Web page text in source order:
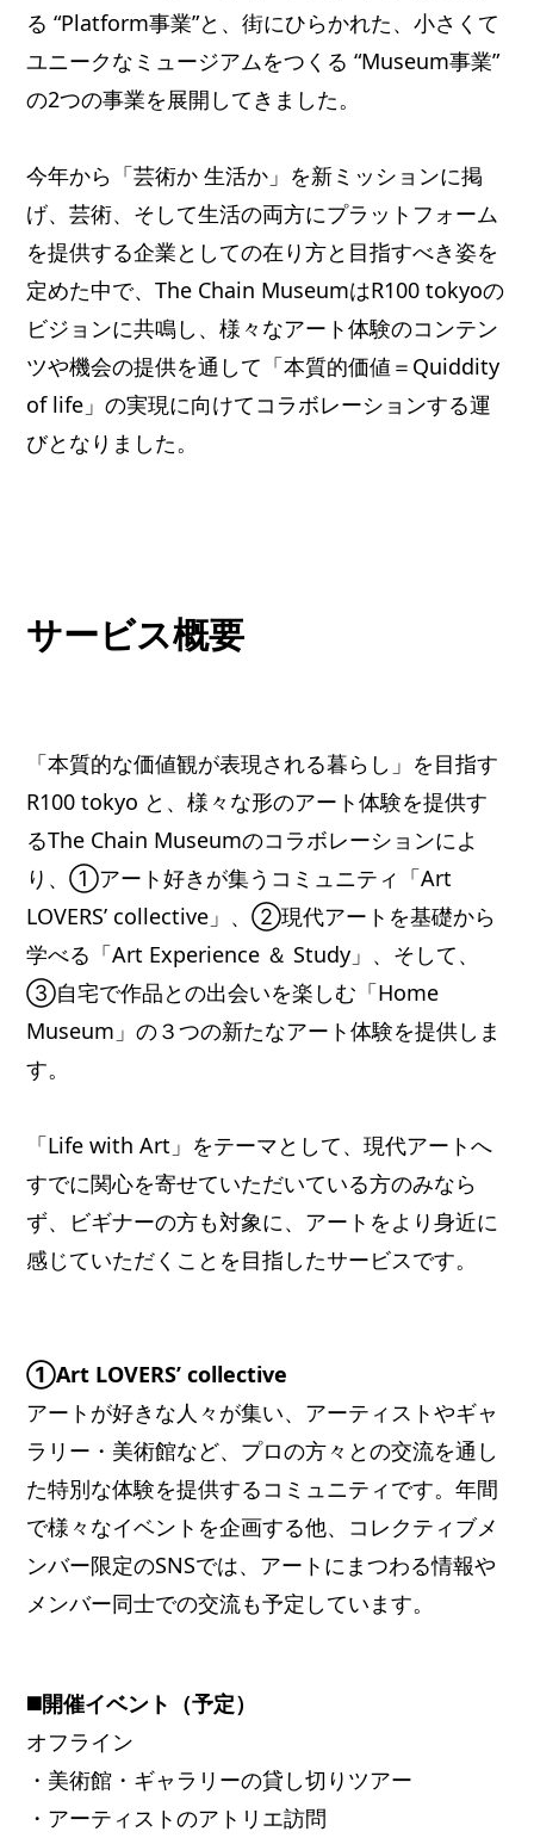
る “Platform事業”と、街にひらかれた、小さくて
ユニークなミュージアムをつくる “Museum事業”
の2つの事業を展開してきました。
今年から「芸術か 生活か」を新ミッションに掲
げ、芸術、そして生活の両方にプラットフォーム
を提供する企業としての在り方と目指すべき姿を
定めた中で、The Chain MuseumはR100 tokyoの
ビジョンに共鳴し、様々なアート体験のコンテン
ツや機会の提供を通して「本質的価値＝Quiddity
of life」の実現に向けてコラボレーションする運
びとなりました。
サービス概要
「本質的な価値観が表現される暮らし」を目指す
R100 tokyo と、様々な形のアート体験を提供す
るThe Chain Museumのコラボレーションによ
り、①アート好きが集うコミュニティ「Art
LOVERS’ collective」、②現代アートを基礎から
学べる「Art Experience ＆ Study」、そして、
③自宅で作品との出会いを楽しむ「Home
Museum」の３つの新たなアート体験を提供しま
す。
「Life with Art」をテーマとして、現代アートへ
すでに関心を寄せていただいている方のみなら
ず、ビギナーの方も対象に、アートをより身近に
感じていただくことを目指したサービスです。
①Art LOVERS’ collective
アートが好きな人々が集い、アーティストやギャ
ラリー・美術館など、プロの方々との交流を通し
た特別な体験を提供するコミュニティです。年間
で様々なイベントを企画する他、コレクティブメ
ンバー限定のSNSでは、アートにまつわる情報や
メンバー同士での交流も予定しています。
◼️開催イベント（予定）
オフライン
・美術館・ギャラリーの貸し切りツアー
・アーティストのアトリエ訪問